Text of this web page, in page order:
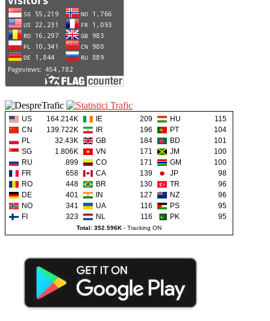
US 164.214K IE 209 HU
115
CN
139.722K IR 196 PT
104
PL
32.43K GB 184 BD
101
SG
1.806K VN 171 JM
100
RU
899 CO 171 GM
100
FR
658 CA 139 JP
98
RO
448 BR 130 TR
96
DE
401 IN 127 NZ
96
NO
341 UA 116 PS
95
FI
323 NL 116 PK 95
Total: 352.596K - Tracking ON